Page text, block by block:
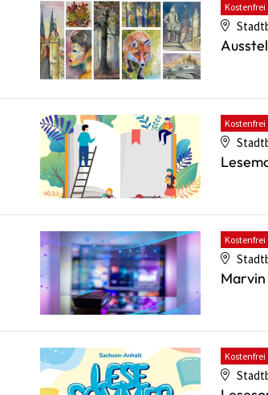
Kostenfrei
Kostenfrei
Kostenfrei
Marvin
Kostenfrei